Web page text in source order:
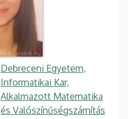
Debreceni Egyetem,
Informatikai Kar,
Alkalmazott Matematika
és Valószínűségszámítás